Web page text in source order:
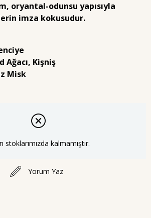
, oryantal-odunsu yapısıyla
imza kokusudur.
Ağacı, Kişniş
Misk
stoklarımızda kalmamıştır.
Yorum Yaz